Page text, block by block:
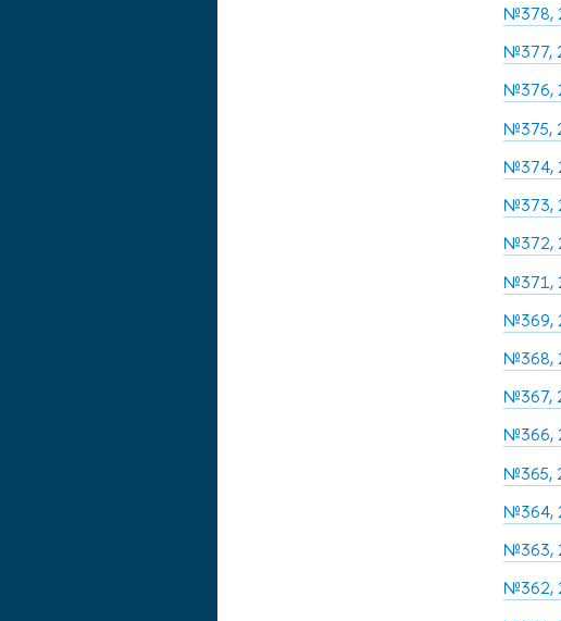
№378,
№377,
№376,
№375,
№374,
№373,
№372,
№371,
№369,
№368,
№367,
№366,
№365,
№364,
№363,
№362,